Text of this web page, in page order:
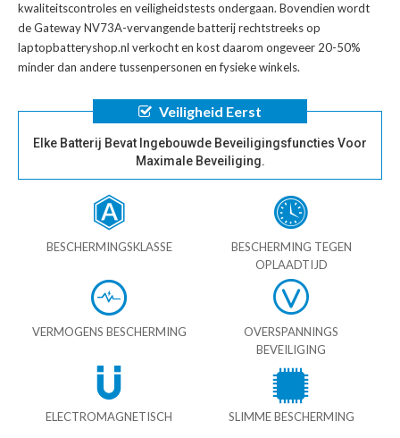
kwaliteitscontroles en veiligheidstests ondergaan. Bovendien wordt
deGateway NV73A-vervangende batterijrechtstreeks op
laptopbatteryshop.nl verkocht en kost daarom ongeveer 20-50%
minder dan andere tussenpersonen en fysieke winkels.
Veiligheid Eerst
Elke Batterij Bevat Ingebouwde Beveiligingsfuncties Voor
Maximale Beveiliging.
BESCHERMINGSKLASSE
BESCHERMING TEGEN
OPLAADTIJD
VERMOGENS BESCHERMING
OVERSPANNINGS
BEVEILIGING
ELECTROMAGNETISCH SLIMME BESCHERMING